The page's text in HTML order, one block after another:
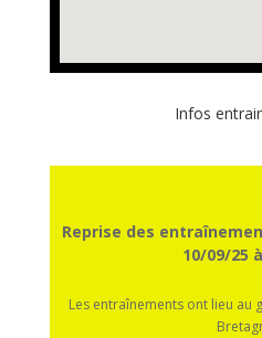
Infos
Reprise des
10/09/25
Les entraînements ont lieu au